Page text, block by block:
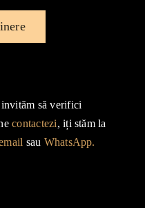
să verifici
contactezi, iți stăm la
sau WhatsApp.